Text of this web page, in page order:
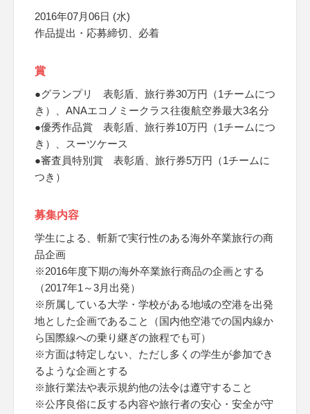
2016年07月06日 (水)
作品提出・応募締切、必着
賞
●グランプリ 表彰盾、旅行券30万円（1チームにつ
き）、ANAエコノミークラス往復航空券最大3名分
●優秀作品賞 表彰盾、旅行券10万円（1チームにつ
き）、スーツケース
●審査員特別賞 表彰盾、旅行券5万円（1チームに
つき）
募集内容
学生による、斬新で実行性のある海外卒業旅行の商
品企画
※2016年度下期の海外卒業旅行商品の企画とする
（2017年1～3月出発）
※所属している大学・学校がある地域の空港を出発
地とした企画であること（国内他空港での国内線か
ら国際線への乗り継ぎの旅程でも可）
※方面は特定しない、ただし多くの学生が参加でき
るような企画とする
※旅行業法や表示規約他の法令は遵守すること
※公序良俗に反する内容や旅行者の安心・安全が守